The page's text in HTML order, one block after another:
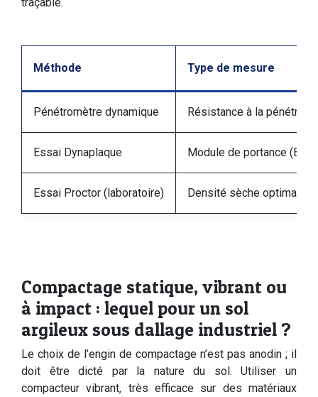
Méthode Type de mesure
Pénétromètre dynamique Résistance à la
Essai Dynaplaque Module de portance (Ev2
Essai Proctor (laboratoire) Densité sèche optimale
Compactage statique, vibrant ou
à impact : lequel pour un sol
argileux sous dallage industriel ?
Le choix de l’engin de compactage n’est pas anodin ; il
doit être dicté par la nature du sol. Utiliser un
compacteur vibrant, très efficace sur des matériaux